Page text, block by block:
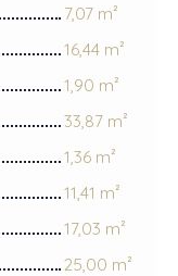
7,07 m²
16,44 m²
1,90 m²
33,87 m²
1,36 m²
11,41 m²
17,03 m²
25,00 m²